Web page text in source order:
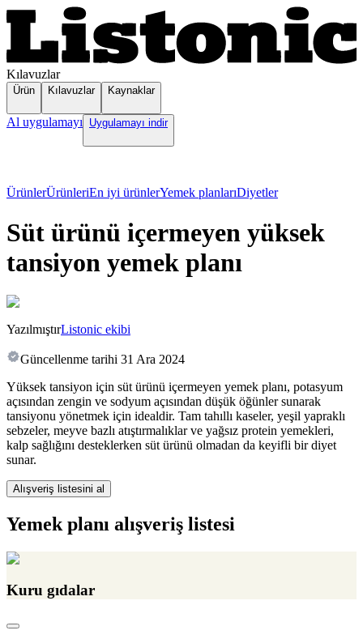
Kılavuzlar
Ürün Kılavuzlar Kaynaklar
Al uygulamayı Uygulamayı indir
ÜrünlerÜrünleriEn iyi ürünlerYemek planlarıDiyetler
Süt ürünü içermeyen yüksek
tansiyon yemek planı
YazılmıştırListonic ekibi
Güncellenme tarihi 31 Ara 2024
Yüksek tansiyon için süt ürünü içermeyen yemek planı, potasyum
açısından zengin ve sodyum açısından düşük öğünler sunarak
tansiyonu yönetmek için idealdir. Tam tahıllı kaseler, yeşil yapraklı
sebzeler, meyve bazlı atıştırmalıklar ve yağsız protein yemekleri,
kalp sağlığını desteklerken süt ürünü olmadan da keyifli bir diyet
sunar.
Alışveriş listesini al
Yemek planı alışveriş listesi
Kuru gıdalar